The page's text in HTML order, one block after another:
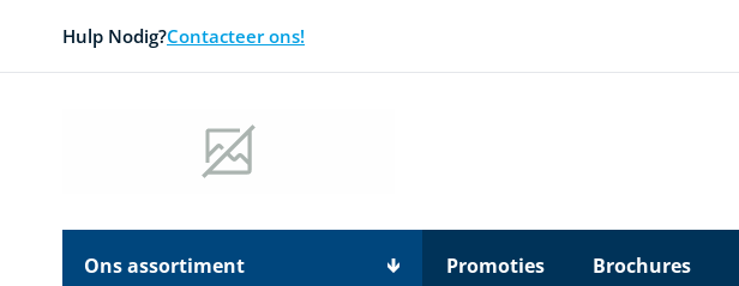
Hulp Nodig?Contacteer ons!
Ons assortiment Promoties Brochures